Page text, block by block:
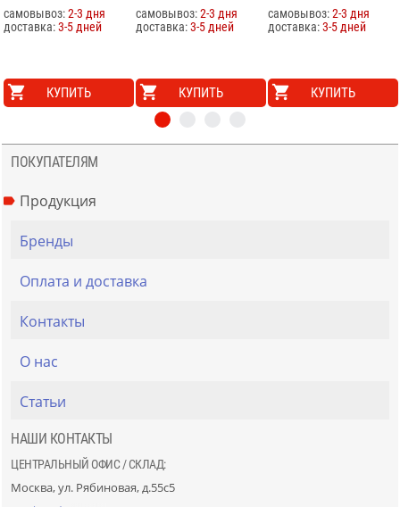
самовывоз:2-3 дня
доставка:3-5 дней
КУПИТЬ
самовывоз:2-3 дня
доставка:3-5 дней
КУПИТЬ
самовывоз:2-3 дня
доставка:3-5 дней
КУПИТЬ
ПОКУПАТЕЛЯМ
Продукция
Бренды
Оплата и доставка
Контакты
О нас
Статьи
НАШИ КОНТАКТЫ
ЦЕНТРАЛЬНЫЙ ОФИС / СКЛАД:
Москва, ул. Рябиновая, д.55с5